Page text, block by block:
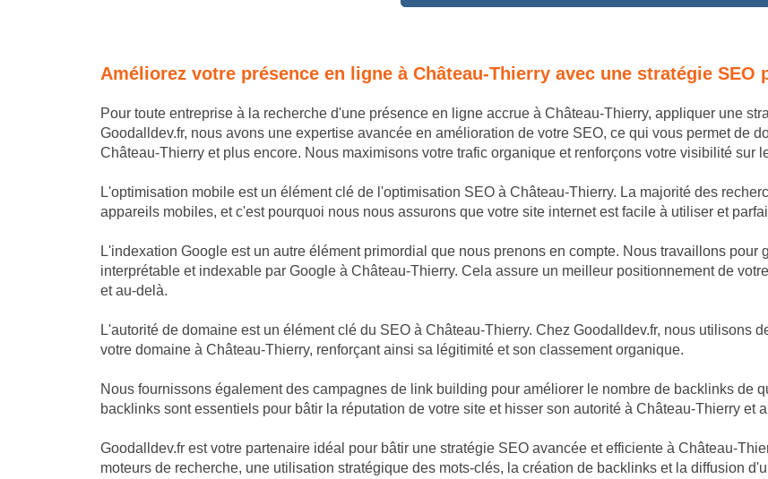
Améliorez votre présence en ligne à Château-Thierry avec une stratégie SEO
Pour toute entreprise à la recherche d'une présence en ligne accrue à Château-Thierry, appliquer une
Goodalldev.fr, nous avons une expertise avancée en amélioration de votre SEO, ce qui vous permet de
Château-Thierry et plus encore. Nous maximisons votre trafic organique et renforçons votre visibilité sur
L'optimisation mobile est un élément clé de l'optimisation SEO à Château-Thierry. La majorité des
appareils mobiles, et c'est pourquoi nous nous assurons que votre site internet est facile à utiliser et
L'indexation Google est un autre élément primordial que nous prenons en compte. Nous travaillons pour
interprétable et indexable par Google à Château-Thierry. Cela assure un meilleur positionnement de
et au-delà.
L'autorité de domaine est un élément clé du SEO à Château-Thierry. Chez Goodalldev.fr, nous utilisons
votre domaine à Château-Thierry, renforçant ainsi sa légitimité et son classement organique.
Nous fournissons également des campagnes de link building pour améliorer le nombre de backlinks de
backlinks sont essentiels pour bâtir la réputation de votre site et hisser son autorité à Château-Thierry et
Goodalldev.fr est votre partenaire idéal pour bâtir une stratégie SEO avancée et efficiente à Château-
moteurs de recherche, une utilisation stratégique des mots-clés, la création de backlinks et la diffusion